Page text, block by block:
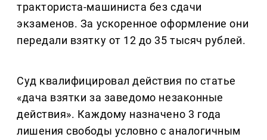
тракториста-машиниста без сдачи
экзаменов. За ускоренное оформление они
передали взятку от 12 до 35 тысяч рублей.
Суд квалифицировал действия по статье
«дача взятки за заведомо незаконные
действия». Каждому назначено 3 года
лишения свободы условно с аналогичным